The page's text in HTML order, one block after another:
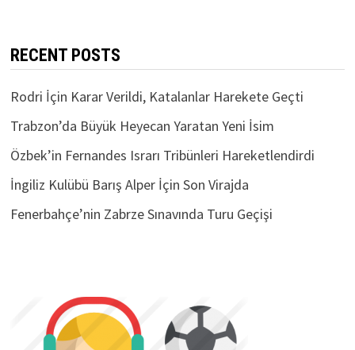
RECENT POSTS
Rodri İçin Karar Verildi, Katalanlar Harekete Geçti
Trabzon’da Büyük Heyecan Yaratan Yeni İsim
Özbek’in Fernandes Israrı Tribünleri Hareketlendirdi
İngiliz Kulübü Barış Alper İçin Son Virajda
Fenerbahçe’nin Zabrze Sınavında Turu Geçişi